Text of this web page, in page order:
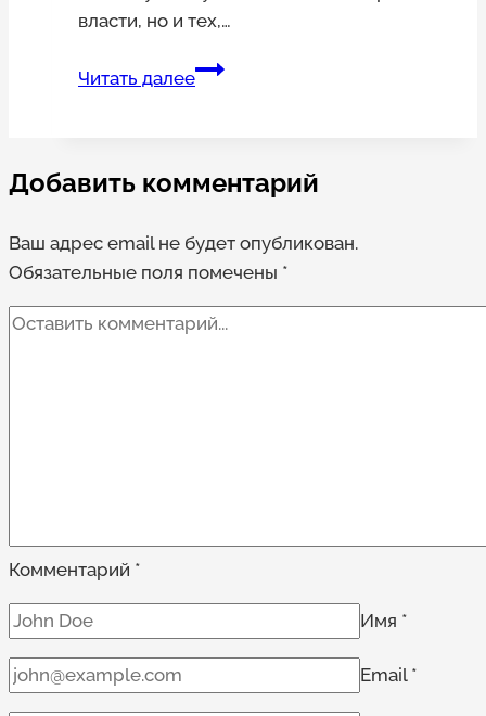
власти, но и тех,…
Читать далееПротестующие
суд
главу
ВЦИОМ
из-
за
Добавить комментарий
Ваш адрес email не будет опубликован.
Обязательные поля помечены *
Комментарий *
Имя *
Email *